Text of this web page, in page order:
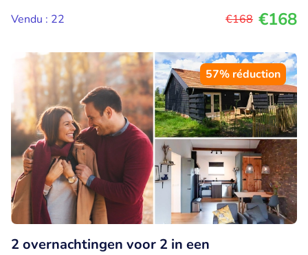
Vendu : 22
€168 €168
57% réduction
2 overnachtingen voor 2 in een